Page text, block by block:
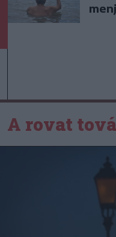
A rovat